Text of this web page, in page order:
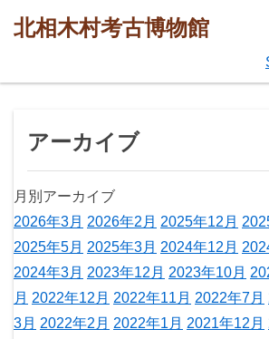
北相木村考古博物館
アーカイブ
月別アーカイブ
2026年3月 2026年2月 2025年12月
2025年5月 2025年3月 2024年12月
2024年3月 2023年12月 2023年10月
月 2022年12月 2022年11月 2022年7月
3月 2022年2月 2022年1月 2021年12月